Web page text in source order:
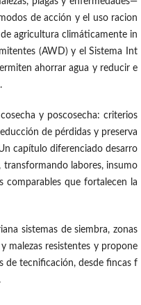
de acción y el uso racion
agricultura climáticamente in
(AWD) y el Sistema Int
ahorrar agua y reducir e
y poscosecha: criterios
de pérdidas y preserva
capítulo diferenciado desarro
transformando labores, insumo
comparables que fortalecen la
sistemas de siembra, zonas
malezas resistentes y propone
de tecnificación, desde fincas f